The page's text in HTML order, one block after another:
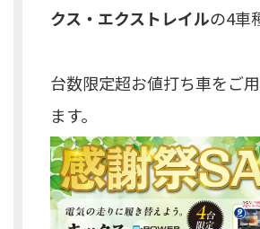
クス・エクストレイルの4車
台数限定超お値打ち車をご
ます。